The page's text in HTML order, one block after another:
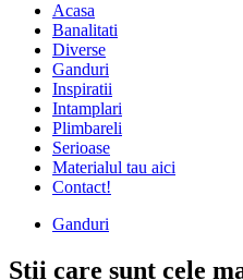
Acasa
Banalitati
Diverse
Ganduri
Inspiratii
Intamplari
Plimbareli
Serioase
Materialul tau aici
Contact!
Ganduri
Stii care sunt cele